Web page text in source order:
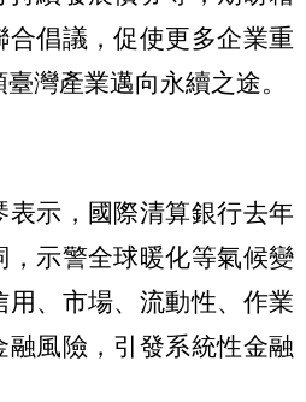
合倡議，促使更多企業重
灣產業邁向永續之途。
示，國際清算銀行去年
，示警全球暖化等氣候變
、市場、流動性、作業
融風險，引發系統性金融